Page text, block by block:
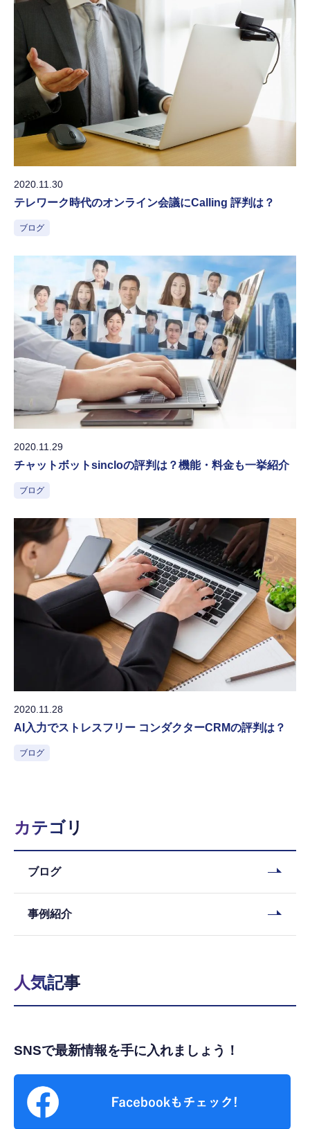
2020.11.30
テレワーク時代のオンライン会議にCalling 評判は？
ブログ
2020.11.29
チャットボットsincloの評判は？機能・料金も一挙紹介
ブログ
2020.11.28
AI入力でストレスフリー コンダクターCRMの評判は？
ブログ
カテゴリ
ブログ
事例紹介
人気記事
SNSで最新情報を手に入れましょう！